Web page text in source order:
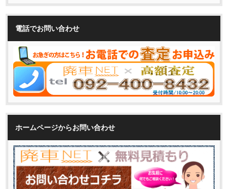
電話でお問い合わせ
ホームページからお問い合わせ